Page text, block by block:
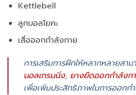
Kettlebell
ลูกบอลโยคะ
เสื่อออกกำลังกาย
การเสริมการฝึกให้หลากหลายสา
นอลเทรนนิ่ง, ยางยืดออกกำลังก
เพื่อเพิ่มประสิทธิภาพในการออก